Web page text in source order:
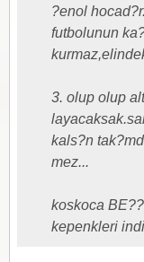
?enol
futbolunun
3. olup olup
kals?n
mez...
koskoca
kepenkleri